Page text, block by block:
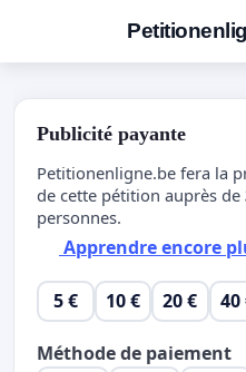
Publicité payante
Petitionenligne.be fera la
de cette pétition auprès de
personnes.
Apprendre encore
5 € 10 € 20 € 40
Méthode de paiement